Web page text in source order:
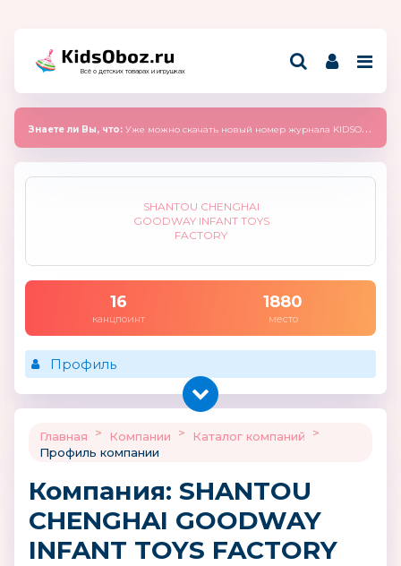
Всё о детских товарах и игрушках
Знаете ли Вы, что: Уже можно скачать новый номер журнала KIDSOBOZ 2025 (сентябрь)
SHANTOU CHENGHAI
GOODWAY INFANT TOYS
FACTORY
16
канцпоинт
1880
место
Профиль
Главная > Компании > Каталог компаний
>
Профиль компании
Компания: SHANTOU
CHENGHAI GOODWAY
INFANT TOYS FACTORY